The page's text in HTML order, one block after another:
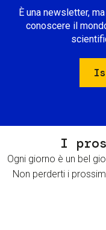
È una newsletter,
conoscere il
I
Ogni giorno è un bel
Non perderti i